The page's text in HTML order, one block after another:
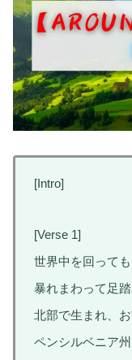
[Intro]
[Verse 1]
世界中を回って
暴れまわって足
北部で生まれ、
ペンシルベニア